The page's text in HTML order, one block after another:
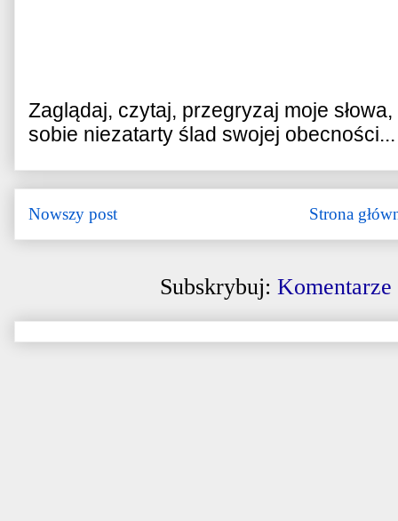
Zaglądaj, czytaj, przegryzaj moje
sobie niezatarty ślad swojej obecności...
Nowszy post Strona
Subskrybuj: